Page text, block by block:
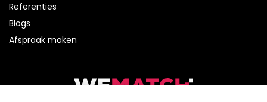
Referenties
Blogs
Afspraak maken